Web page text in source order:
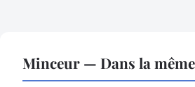
Minceur — Dans la